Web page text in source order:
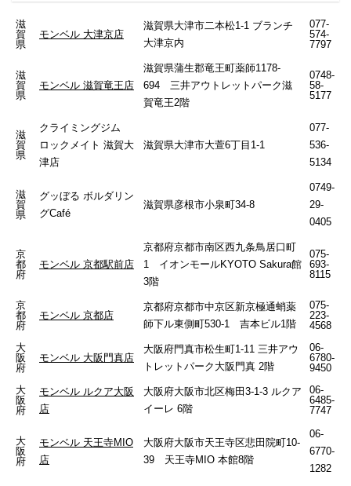
滋
賀
県
モンベル 大津京店
滋賀県大津市二本松1-1 ブランチ
大津京内
077-
574-
7797
滋
賀
県
モンベル 滋賀竜王店
滋賀県蒲生郡竜王町薬師1178-
694 三井アウトレットパーク滋
賀竜王2階
0748-
58-
5177
滋
賀
県
クライミングジム
ロックメイト 滋賀大
津店
滋賀県大津市大萱6丁目1-1
077-
536-
5134
滋
賀
県
グッぼる ボルダリン
グCafé
滋賀県彦根市小泉町34-8
0749-
29-
0405
京
都
府
モンベル 京都駅前店
京都府京都市南区西九条鳥居口町
1 イオンモールKYOTO Sakura館
3階
075-
693-
8115
京
都
府
モンベル 京都店
京都府京都市中京区新京極通蛸薬
師下ル東側町530-1 吉本ビル1階
075-
223-
4568
大
阪
府
モンベル 大阪門真店
大阪府門真市松生町1-11 三井アウ
トレットパーク大阪門真 2階
06-
6780-
9450
大
阪
府
モンベル ルクア大阪
店
大阪府大阪市北区梅田3-1-3 ルクア
イーレ 6階
06-
6485-
7747
大
阪
府
モンベル 天王寺MIO
店
大阪府大阪市天王寺区悲田院町10-
39 天王寺MIO 本館8階
06-
6770-
1282